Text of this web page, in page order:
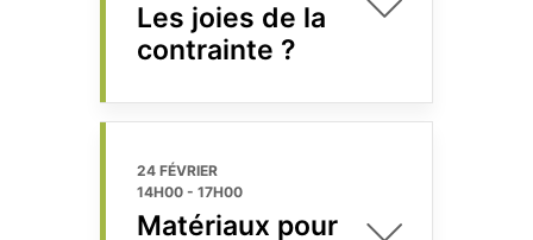
Les joies de la
contrainte ?
24 FÉVRIER
14H00 - 17H00
Matériaux pour